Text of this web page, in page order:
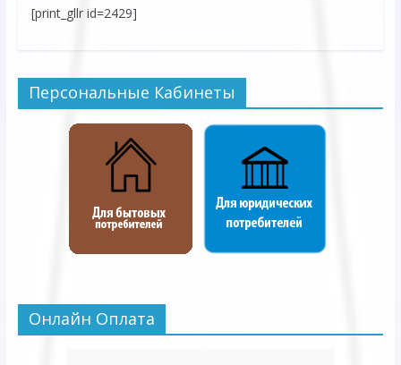
[print_gllr id=2429]
Персональные Кабинеты
Онлайн Оплата